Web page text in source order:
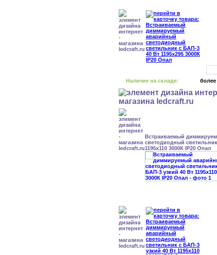
Наличие на складе: более
Встраиваемый
светодиодный
1195x110 3000К IP20 Опал